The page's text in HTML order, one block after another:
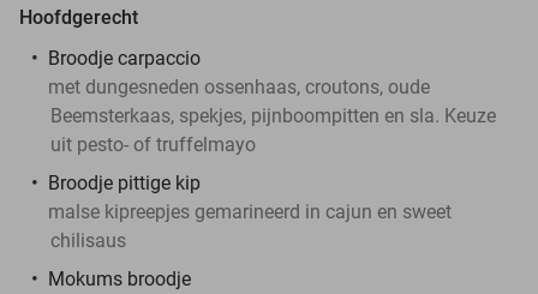
Hoofdgerecht
Broodje carpaccio
met dungesneden ossenhaas, croutons, oude
Beemsterkaas, spekjes, pijnboompitten en sla. Keuze
uit pesto- of truffelmayo
Broodje pittige kip
malse kipreepjes gemarineerd in cajun en sweet
chilisaus
Mokums broodje